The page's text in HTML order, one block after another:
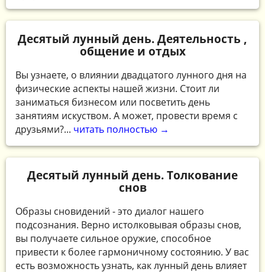
Десятый лунный день. Деятельность ,
общение и отдых
Вы узнаете, о влиянии двадцатого лунного дня на
физические аспекты нашей жизни. Стоит ли
заниматься бизнесом или посветить день
занятиям искуством. А может, провести время с
друзьями?... читать полностью →
Десятый лунный день. Толкование
снов
Образы сновидений - это диалог нашего
подсознания. Верно истолковывая образы снов,
вы получаете сильное оружие, способное
привести к более гармоничному состоянию. У вас
есть возможность узнать, как лунный день влияет